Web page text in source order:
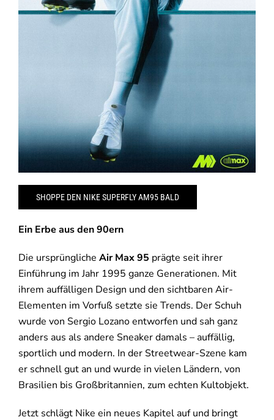
SHOPPE DEN NIKE SUPERFLY AM95 BALD
Ein Erbe aus den 90ern
Die ursprüngliche Air Max 95 prägte seit ihrer
Einführung im Jahr 1995 ganze Generationen. Mit
ihrem auffälligen Design und den sichtbaren Air-
Elementen im Vorfuß setzte sie Trends. Der Schuh
wurde von Sergio Lozano entworfen und sah ganz
anders aus als andere Sneaker damals – auffällig,
sportlich und modern. In der Streetwear-Szene kam
er schnell gut an und wurde in vielen Ländern, von
Brasilien bis Großbritannien, zum echten Kultobjekt.
Jetzt schlägt Nike ein neues Kapitel auf und bringt